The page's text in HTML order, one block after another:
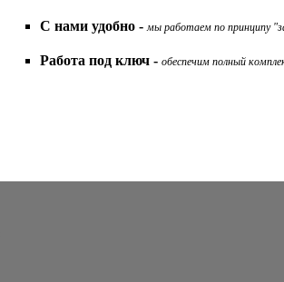
С нами удобно - мы работаем по принципу
Работа под ключ - обеспечим полный